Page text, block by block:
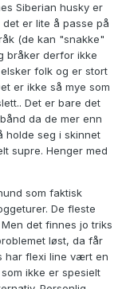
Siberian husky er
er lite å passe på
(de kan "snakke"
bråker derfor ikke
folk og er stort
er ikke så mye som
Det er bare det
da de mer enn
holde seg i skinnet
supre. Henger med
som faktisk
De fleste
det finnes jo triks
løst, da får
har flexi line vært en
ikke er spesielt